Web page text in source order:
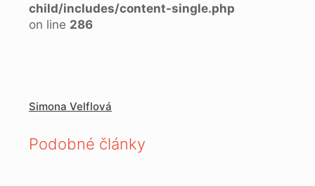
child/includes/content-single.php
on line 286
Simona Velflová
Podobné články